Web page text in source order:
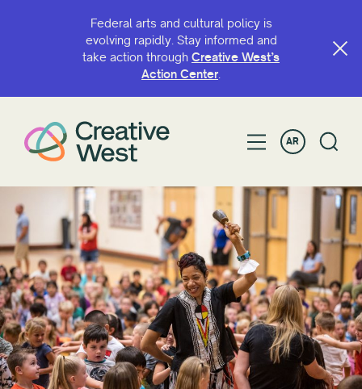
Federal arts and cultural policy is
evolving rapidly. Stay informed and
take action through Creative West’s
Action Center.
AR
البحث حسب الاسم أو الكلمة الرئيسية
تصفية حسب
منحة
زمالة
سنة